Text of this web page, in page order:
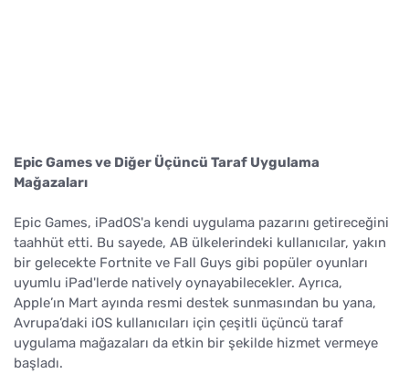
Epic Games ve Diğer Üçüncü Taraf Uygulama
Mağazaları
Epic Games, iPadOS'a kendi uygulama pazarını getireceğini
taahhüt etti. Bu sayede, AB ülkelerindeki kullanıcılar, yakın
bir gelecekte Fortnite ve Fall Guys gibi popüler oyunları
uyumlu iPad'lerde natively oynayabilecekler. Ayrıca,
Apple’ın Mart ayında resmi destek sunmasından bu yana,
Avrupa’daki iOS kullanıcıları için çeşitli üçüncü taraf
uygulama mağazaları da etkin bir şekilde hizmet vermeye
başladı.